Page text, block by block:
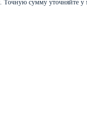
Точную сумму уточняйте у